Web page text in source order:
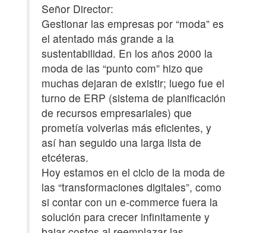
Señor Director:
Gestionar las empresas por “moda” es
el atentado más grande a la
sustentabilidad. En los años 2000 la
moda de las “punto com” hizo que
muchas dejaran de existir; luego fue el
turno de ERP (sistema de planificación
de recursos empresariales) que
prometía volverlas más eficientes, y
así han seguido una larga lista de
etcéteras.
Hoy estamos en el ciclo de la moda de
las “transformaciones digitales”, como
si contar con un e-commerce fuera la
solución para crecer infinitamente y